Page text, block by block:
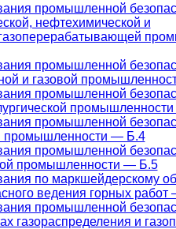
промышленной
нефтехимической и
промышленной
и газовой
промышленной
промышленной
промышленности — Б.4
промышленной
промышленности — Б.5
по маркшейдерскому
ведения горных
промышленной
газораспределения и